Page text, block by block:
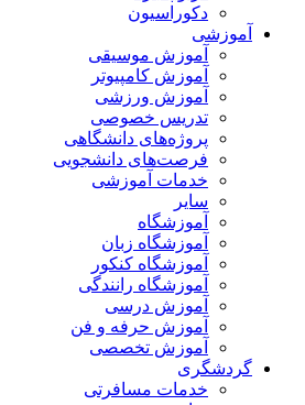
دکوراسیون
آموزشی
آموزش موسیقی
آموزش کامپیوتر
آموزش ورزشی
تدریس خصوصی
پروژه‌های دانشگاهی
فرصت‌های دانشجویی
خدمات آموزشی
سایر
آموزشگاه
آموزشگاه زبان
آموزشگاه کنکور
آموزشگاه رانندگی
آموزش درسی
آموزش حرفه و فن
آموزش تخصصی
گردشگری
خدمات مسافرتی